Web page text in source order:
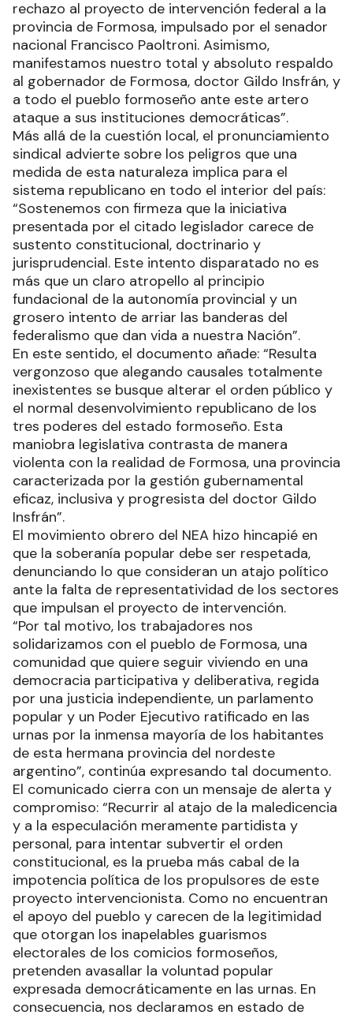
rechazo al proyecto de intervención federal a la
provincia de Formosa, impulsado por el senador
nacional Francisco Paoltroni. Asimismo,
manifestamos nuestro total y absoluto respaldo
al gobernador de Formosa, doctor Gildo Insfrán, y
a todo el pueblo formoseño ante este artero
ataque a sus instituciones democráticas”.
Más allá de la cuestión local, el pronunciamiento
sindical advierte sobre los peligros que una
medida de esta naturaleza implica para el
sistema republicano en todo el interior del país:
“Sostenemos con firmeza que la iniciativa
presentada por el citado legislador carece de
sustento constitucional, doctrinario y
jurisprudencial. Este intento disparatado no es
más que un claro atropello al principio
fundacional de la autonomía provincial y un
grosero intento de arriar las banderas del
federalismo que dan vida a nuestra Nación”.
En este sentido, el documento añade: “Resulta
vergonzoso que alegando causales totalmente
inexistentes se busque alterar el orden público y
el normal desenvolvimiento republicano de los
tres poderes del estado formoseño. Esta
maniobra legislativa contrasta de manera
violenta con la realidad de Formosa, una provincia
caracterizada por la gestión gubernamental
eficaz, inclusiva y progresista del doctor Gildo
Insfrán”.
El movimiento obrero del NEA hizo hincapié en
que la soberanía popular debe ser respetada,
denunciando lo que consideran un atajo político
ante la falta de representatividad de los sectores
que impulsan el proyecto de intervención.
“Por tal motivo, los trabajadores nos
solidarizamos con el pueblo de Formosa, una
comunidad que quiere seguir viviendo en una
democracia participativa y deliberativa, regida
por una justicia independiente, un parlamento
popular y un Poder Ejecutivo ratificado en las
urnas por la inmensa mayoría de los habitantes
de esta hermana provincia del nordeste
argentino”, continúa expresando tal documento.
El comunicado cierra con un mensaje de alerta y
compromiso: “Recurrir al atajo de la maledicencia
y a la especulación meramente partidista y
personal, para intentar subvertir el orden
constitucional, es la prueba más cabal de la
impotencia política de los propulsores de este
proyecto intervencionista. Como no encuentran
el apoyo del pueblo y carecen de la legitimidad
que otorgan los inapelables guarismos
electorales de los comicios formoseños,
pretenden avasallar la voluntad popular
expresada democráticamente en las urnas. En
consecuencia, nos declaramos en estado de